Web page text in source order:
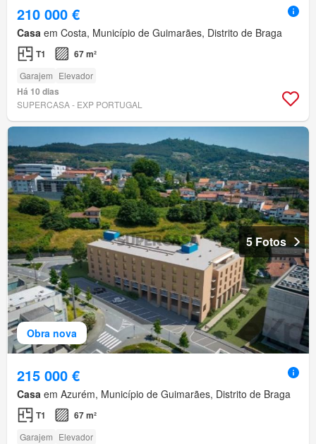
210 000 €
Casa em Costa, Município de Guimarães, Distrito de Braga
T1 67 m²
Garajem Elevador
Há 10 dias
SUPERCASA - EXP PORTUGAL
Obra nova
5 Fotos
215 000 €
Casa em Azurém, Município de Guimarães, Distrito de Braga
T1 67 m²
Garajem Elevador